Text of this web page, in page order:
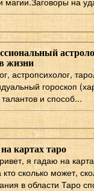
жизни
астропсихолог,
гороскоп
и способ...
картах таро
я гадаю на
сколько может,
в области Таро